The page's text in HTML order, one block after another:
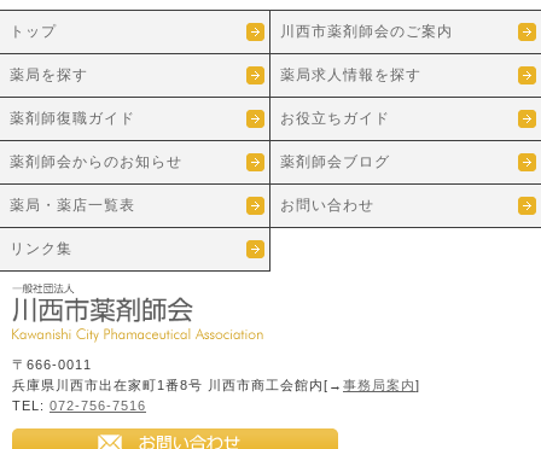
トップ 川西市薬剤師会のご案内
薬局を探す 薬局求人情報を探す
薬剤師復職ガイド お役立ちガイド
薬剤師会からのお知らせ 薬剤師会ブログ
薬局・薬店一覧表 お問い合わせ
リンク集
〒666-0011
兵庫県川西市出在家町1番8号 川西市商工会館内[→ 事務局案内]
TEL: 072-756-7516